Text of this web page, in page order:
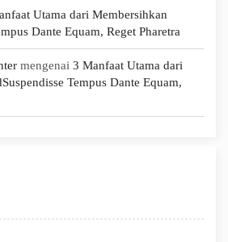
Utama dari Membersihkan
Dante Equam, Reget Pharetra
mengenai 3 Manfaat Utama dari
Tempus Dante Equam,